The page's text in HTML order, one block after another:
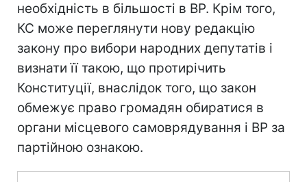
необхідність в більшості в ВР. Крім того,
КС може переглянути нову редакцію
закону про вибори народних депутатів і
визнати її такою, що протирічить
Конституції, внаслідок того, що закон
обмежує право громадян обиратися в
органи місцевого самоврядування і ВР за
партійною ознакою.